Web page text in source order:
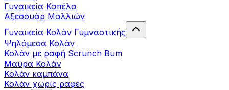
Γυναικεία Καπέλα
Αξεσουάρ Μαλλιών
Γυναικεία Κολάν Γυμναστικής
Ψηλόμεσα Κολάν
Κολάν με ραφή Scrunch Bum
Μαύρα Κολάν
Κολάν καμπάνα
Κολάν χωρίς ραφές